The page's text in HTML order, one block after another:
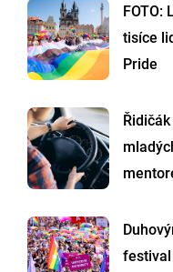
FOTO:
tisíce
Pride
festival